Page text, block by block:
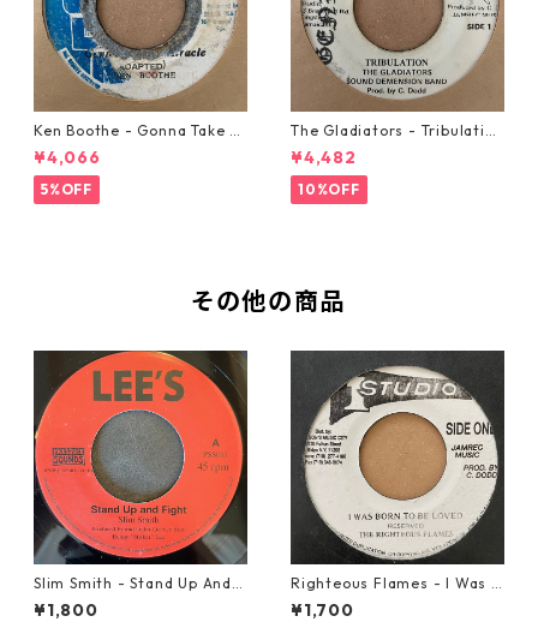
Ken Boothe - Gonna Take A
Miracle【7-21362】
¥4,066
5%OFF
The Gladiators - Tribulation
【7-21365】
¥4,482
10%OFF
その他の商品
Slim Smith - Stand Up And F
ight 【7-21832】
¥1,800
Righteous Flames - I Was B
orn To Be Loved【7-21191】
¥1,700